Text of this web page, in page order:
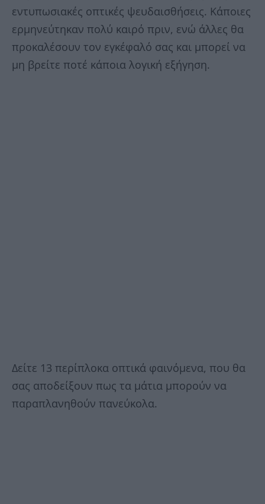
εντυπωσιακές οπτικές ψευδαισθήσεις. Κάποιες
ερμηνεύτηκαν πολύ καιρό πριν, ενώ άλλες θα
προκαλέσουν τον εγκέφαλό σας και μπορεί να
μη βρείτε ποτέ κάποια λογική εξήγηση.
Δείτε 13 περίπλοκα οπτικά φαινόμενα, που θα
σας αποδείξουν πως τα μάτια μπορούν να
παραπλανηθούν πανεύκολα.